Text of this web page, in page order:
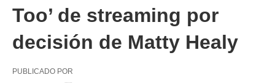
Too’ de streaming por
decisión de Matty Healy
PUBLICADO POR